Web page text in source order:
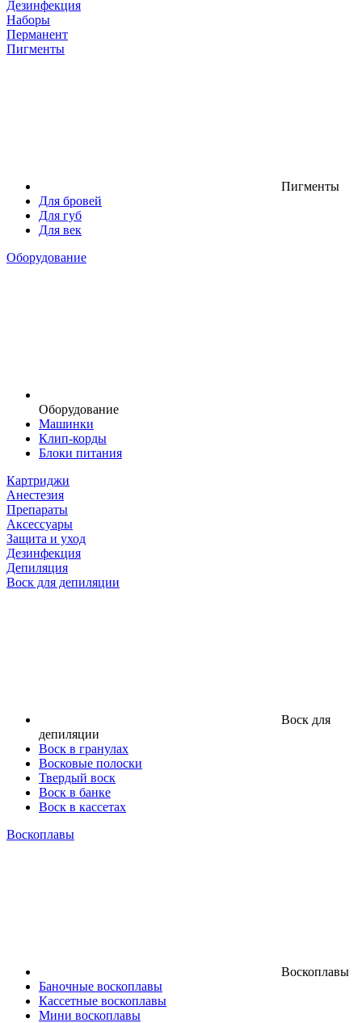
Дезинфекция
Наборы
Перманент
Пигменты
Пигменты
Для бровей
Для губ
Для век
Оборудование
Оборудование
Машинки
Клип-корды
Блоки питания
Картриджи
Анестезия
Препараты
Аксессуары
Защита и уход
Дезинфекция
Депиляция
Воск для депиляции
Воск для
депиляции
Воск в гранулах
Восковые полоски
Твердый воск
Воск в банке
Воск в кассетах
Воскоплавы
Воскоплавы
Баночные воскоплавы
Кассетные воскоплавы
Мини воскоплавы